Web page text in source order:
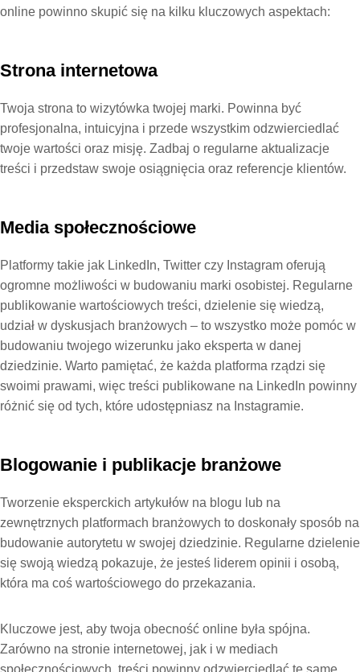
online powinno skupić się na kilku kluczowych aspektach:
Strona internetowa
Twoja strona to wizytówka twojej marki. Powinna być
profesjonalna, intuicyjna i przede wszystkim odzwierciedlać
twoje wartości oraz misję. Zadbaj o regularne aktualizacje
treści i przedstaw swoje osiągnięcia oraz referencje klientów.
Media społecznościowe
Platformy takie jak LinkedIn, Twitter czy Instagram oferują
ogromne możliwości w budowaniu marki osobistej. Regularne
publikowanie wartościowych treści, dzielenie się wiedzą,
udział w dyskusjach branżowych – to wszystko może pomóc w
budowaniu twojego wizerunku jako eksperta w danej
dziedzinie. Warto pamiętać, że każda platforma rządzi się
swoimi prawami, więc treści publikowane na LinkedIn powinny
różnić się od tych, które udostępniasz na Instagramie.
Blogowanie i publikacje branżowe
Tworzenie eksperckich artykułów na blogu lub na
zewnętrznych platformach branżowych to doskonały sposób na
budowanie autorytetu w swojej dziedzinie. Regularne dzielenie
się swoją wiedzą pokazuje, że jesteś liderem opinii i osobą,
która ma coś wartościowego do przekazania.
Kluczowe jest, aby twoja obecność online była spójna.
Zarówno na stronie internetowej, jak i w mediach
społecznościowych, treści powinny odzwierciedlać te same